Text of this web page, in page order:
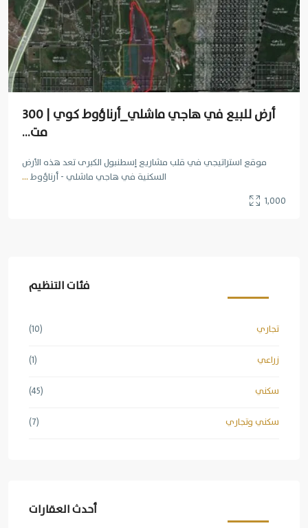
أرض للبيع في هاجي ماشلي_أرناؤوط كوي | 300
مت...
موقع استراتيجي في قلب مشاريع إسطنبول الكبرى تعد هذه الأرض
السكنية في هاجي ماشلي - أرناؤوط...
1,000
فئات التنظيم
تجاري (10)
زراعي (1)
سكني (45)
سكني وتجاري (7)
أحدث العقارات